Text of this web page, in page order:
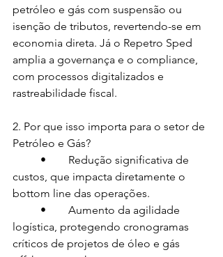
petróleo e gás com suspensão ou
isenção de tributos, revertendo-se em
economia direta. Já o Repetro Sped
amplia a governança e o compliance,
com processos digitalizados e
rastreabilidade fiscal.
2. Por que isso importa para o setor de
Petróleo e Gás?
custos, que impacta diretamente o
bottom line das operações.
logística, protegendo cronogramas
críticos de projetos de óleo e gás